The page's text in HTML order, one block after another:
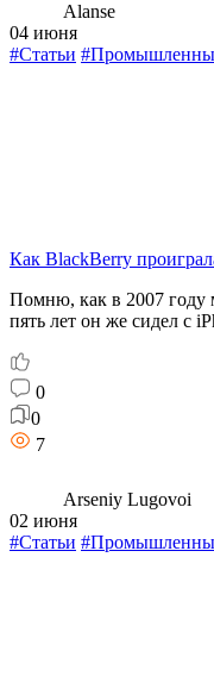
Alanse
04 июня
#Статьи
Как BlackBerry
Помню, как в 2007 году
пять лет он же сидел с
0
0
7
Arseniy Lugovoi
02 июня
#Статьи